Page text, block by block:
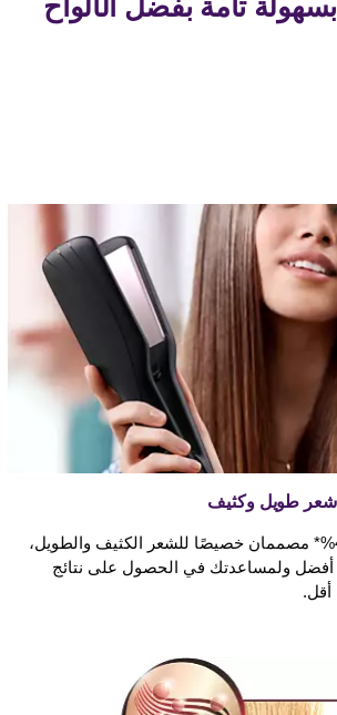
تامة بفضل الألواح
شعر طويل وكثيف
لوحان أعرض بنسبة 40%* مصممان خصيصًا للشعر الكثيف والطويل،
أفضل ولمساعدتك في الحصول على نتائج